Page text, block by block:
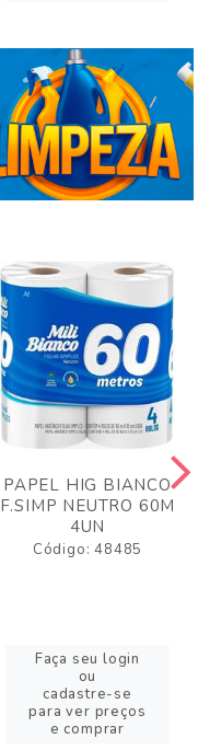
PAPEL HIG BIANCO
F.SIMP NEUTRO 60M
4UN
Código: 48485
Faça seu login
ou
cadastre-se
para ver preços
e comprar